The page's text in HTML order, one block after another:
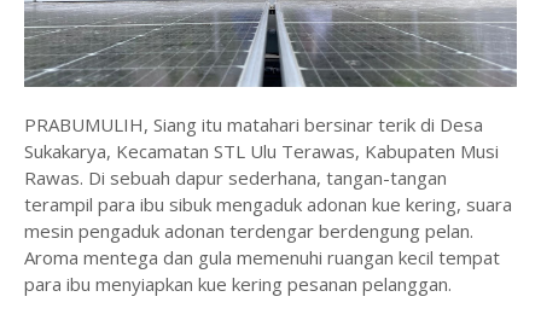
PRABUMULIH, Siang itu matahari bersinar terik di Desa
Sukakarya, Kecamatan STL Ulu Terawas, Kabupaten Musi
Rawas. Di sebuah dapur sederhana, tangan-tangan
terampil para ibu sibuk mengaduk adonan kue kering, suara
mesin pengaduk adonan terdengar berdengung pelan.
Aroma mentega dan gula memenuhi ruangan kecil tempat
para ibu menyiapkan kue kering pesanan pelanggan.